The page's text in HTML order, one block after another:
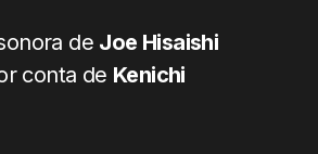
de Joe Hisaishi
conta de Kenichi